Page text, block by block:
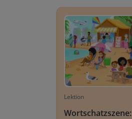
Lektion
Wortschatzszene: